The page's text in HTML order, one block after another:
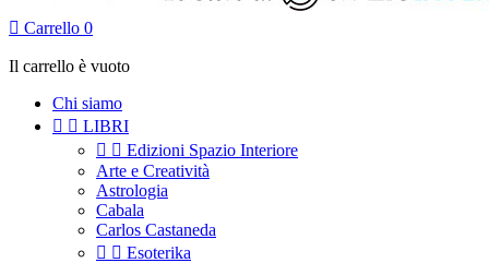
 Carrello 0
Il carrello è vuoto
Chi siamo
  LIBRI
  Edizioni Spazio Interiore
Arte e Creatività
Astrologia
Cabala
Carlos Castaneda
  Esoterika